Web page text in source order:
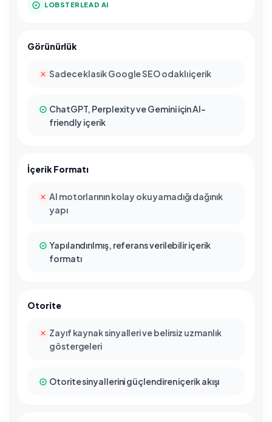
LOBSTERLEAD AI
Görünürlük
Sadece klasik Google SEO odaklı içerik
ChatGPT, Perplexity ve Gemini için AI-
friendly içerik
İçerik Formatı
AI motorlarının kolay okuyamadığı dağınık
yapı
Yapılandırılmış, referans verilebilir içerik
formatı
Otorite
Zayıf kaynak sinyalleri ve belirsiz uzmanlık
göstergeleri
Otorite sinyallerini güçlendiren içerik akışı